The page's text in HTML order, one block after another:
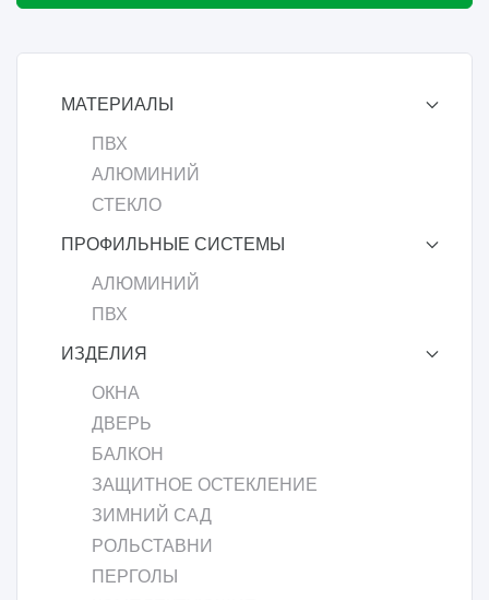
МАТЕРИАЛЫ
ПВХ
АЛЮМИНИЙ
СТЕКЛО
ПРОФИЛЬНЫЕ СИСТЕМЫ
АЛЮМИНИЙ
ПВХ
ИЗДЕЛИЯ
ОКНА
ДВЕРЬ
БАЛКОН
ЗАЩИТНОЕ ОСТЕКЛЕНИЕ
ЗИМНИЙ САД
РОЛЬСТАВНИ
ПЕРГОЛЫ